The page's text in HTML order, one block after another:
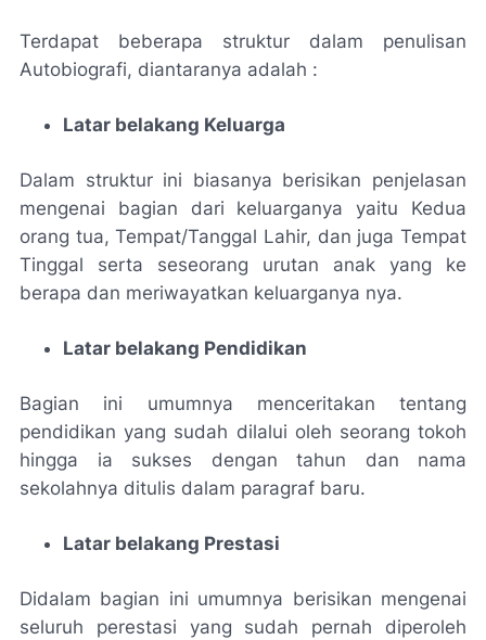
Terdapat beberapa struktur dalam penulisan
Autobiografi, diantaranya adalah :
Latar belakang Keluarga
Dalam struktur ini biasanya berisikan penjelasan
mengenai bagian dari keluarganya yaitu Kedua
orang tua, Tempat/Tanggal Lahir, dan juga Tempat
Tinggal serta seseorang urutan anak yang ke
berapa dan meriwayatkan keluarganya nya.
Latar belakang Pendidikan
Bagian ini umumnya menceritakan tentang
pendidikan yang sudah dilalui oleh seorang tokoh
hingga ia sukses dengan tahun dan nama
sekolahnya ditulis dalam paragraf baru.
Latar belakang Prestasi
Didalam bagian ini umumnya berisikan mengenai
seluruh perestasi yang sudah pernah diperoleh